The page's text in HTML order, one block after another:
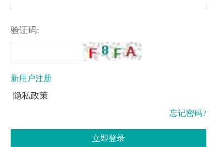
验证码:
新用户注册
隐私政策
忘记密码?
立即登录